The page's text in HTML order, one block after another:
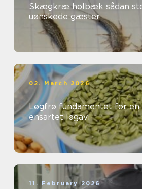
Skægkræ holbæk sådan stopper du de
uønskede gæster
02. March 2026
Løgfrø fundamentet for en sund og
ensartet løgavl
11. February 2026